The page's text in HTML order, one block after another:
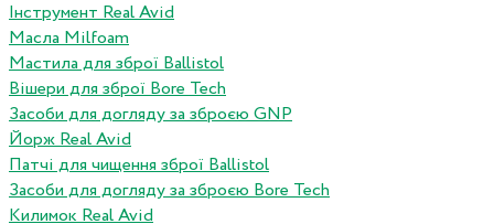
Інструмент Real Avid
Масла Milfoam
Мастила для зброї Ballistol
Вішери для зброї Bore Tech
Засоби для догляду за зброєю GNP
Йорж Real Avid
Патчі для чищення зброї Ballistol
Засоби для догляду за зброєю Bore Tech
Килимок Real Avid